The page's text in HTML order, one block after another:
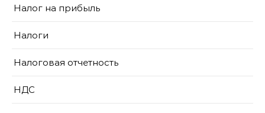
Налог на прибыль
Налоги
Налоговая отчетность
НДС